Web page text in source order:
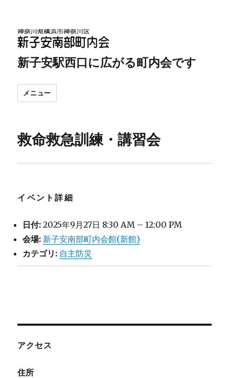
新子安駅西口に広がる町内会です
メニュー
救命救急訓練・講習会
イベント詳細
日付: 2025年9月27日 8:30 AM –12:00 PM
会場: 新子安南部町内会館(新館)
カテゴリ: 自主防災
アクセス
住所